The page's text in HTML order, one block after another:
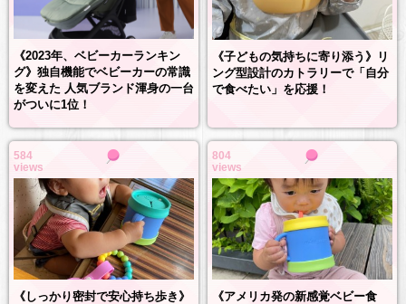
《2023年、ベビーカーランキン
グ》独自機能でベビーカーの常識
を変えた 人気ブランド渾身の一台
がついに1位！
《子どもの気持ちに寄り添う》リ
ング型設計のカトラリーで「自分
で食べたい」を応援！
584
views
《しっかり密封で安心持ち歩き》
804
views
《アメリカ発の新感覚ベビー食